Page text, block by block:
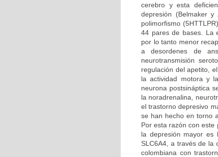
cerebro y esta
depresión (Belmaker
polimorfismo
44 pares de bases. La
por lo tanto menor
a desordenes de
neurotransmisión
regulación del apetito,
la actividad motora y
neurona postsináptica
la noradrenalina,
el trastorno depresivo
se han hecho en torno
Por esta razón con
la depresión mayor es
SLC6A4, a través de la
colombiana con